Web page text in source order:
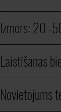
Izmērs:
Laistīšanas
Novietojums